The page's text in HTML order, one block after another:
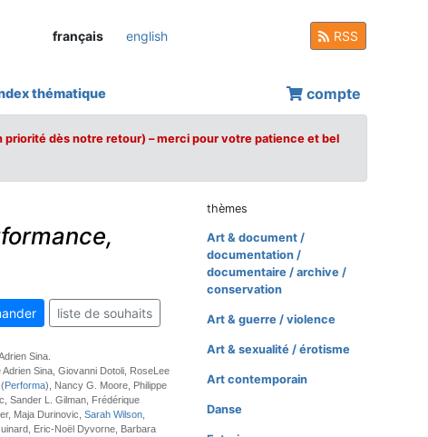
français english RSS
thématique compte
dès notre retour) – merci pour votre patience et bel
liste de souhaits
Sina.
Adrien Sina, Giovanni Dotoli, RoseLee
Performa), Nancy G. Moore, Philippe
Sander L. Gilman, Frédérique
Maja Durinovic, Sarah Wilson,
Eric-Noël Dyvorne, Barbara
thèmes
Art & document /
documentation /
documentaire / archive /
conservation
Art & guerre / violence
Art & sexualité / érotisme
Art contemporain
Danse